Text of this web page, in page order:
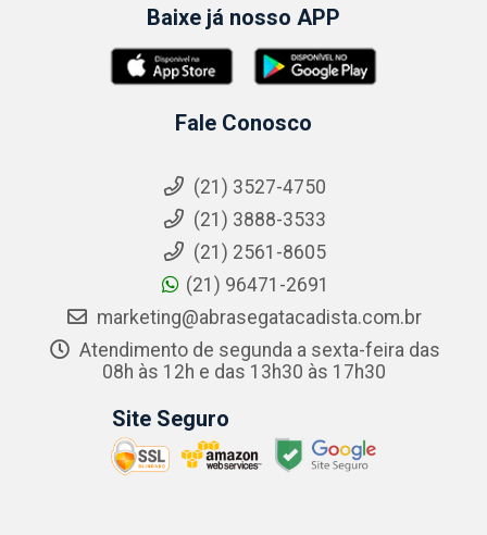
Baixe já nosso APP
Fale Conosco
(21) 3527-4750
(21) 3888-3533
(21) 2561-8605
(21) 96471-2691
marketing@abrasegatacadista.com.br
Atendimento de segunda a sexta-feira das
08h às 12h e das 13h30 às 17h30
Site Seguro